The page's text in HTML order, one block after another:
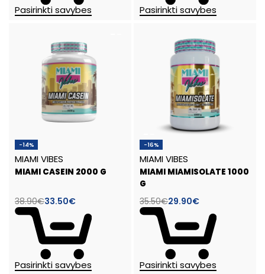
Pasirinkti savybes Pasirinkti savybes
-14%
MIAMI VIBES
MIAMI CASEIN 2000 G
38.90€33.50€
Pasirinkti savybes
-16%
MIAMI VIBES
MIAMI MIAMISOLATE 1000
G
35.50€29.90€
Pasirinkti savybes